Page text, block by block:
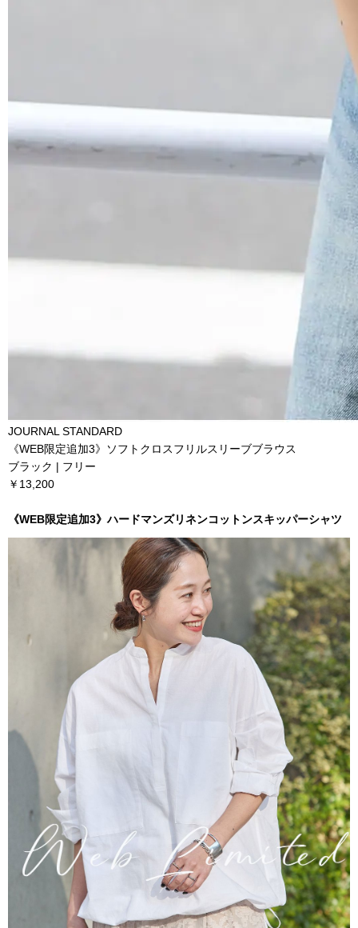
JOURNAL STANDARD
《WEB限定追加3》ソフトクロスフリルスリーブブラウス
ブラック | フリー
￥13,200
《WEB限定追加3》ハードマンズリネンコットンスキッパーシャツ